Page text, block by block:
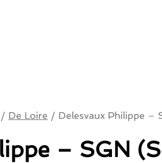
/ De Loire / Delesvaux Philippe –
– SGN